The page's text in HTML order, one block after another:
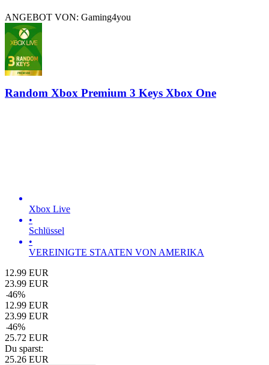
ANGEBOT VON: Gaming4you
Random Xbox Premium 3 Keys Xbox One
Xbox Live
•
Schlüssel
•
VEREINIGTE STAATEN VON AMERIKA
12.99 EUR
23.99 EUR
-46%
12.99 EUR
23.99 EUR
-46%
25.72 EUR
Du sparst:
25.26 EUR